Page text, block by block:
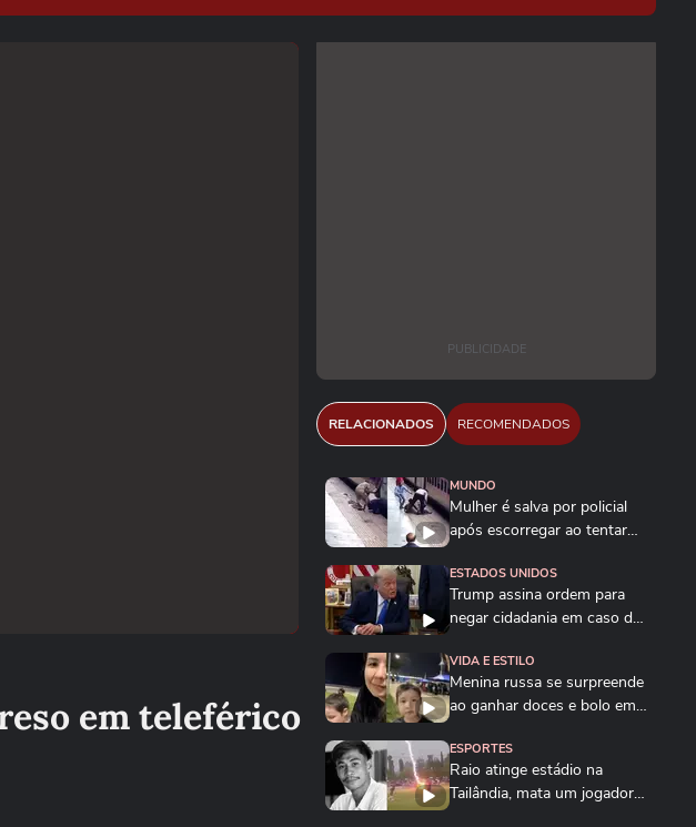
em teleférico
PUBLICIDADE
RELACIONADOS RECOMENDADOS
MUNDO
Mulher é salva por policial
após escorregar ao tentar
ESTADOS UNIDOS
Trump assina ordem para
negar cidadania em caso de
VIDA E ESTILO
Menina russa se surpreende
ao ganhar doces e bolo em
ESPORTES
Raio atinge estádio na
Tailândia, mata um jogador e